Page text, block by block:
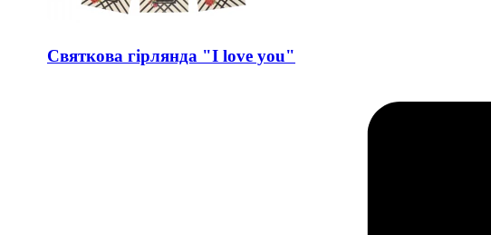
Святкова гірлянда "I love you"